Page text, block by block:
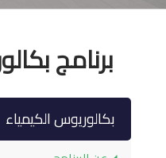
برنامج
بكالوريوس الكيمياء